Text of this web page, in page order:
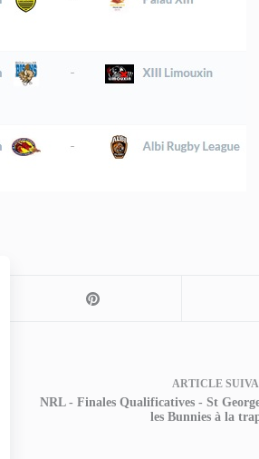
ARTICLE
NRL - Finales Qualificatives - St
les Bunnies à la